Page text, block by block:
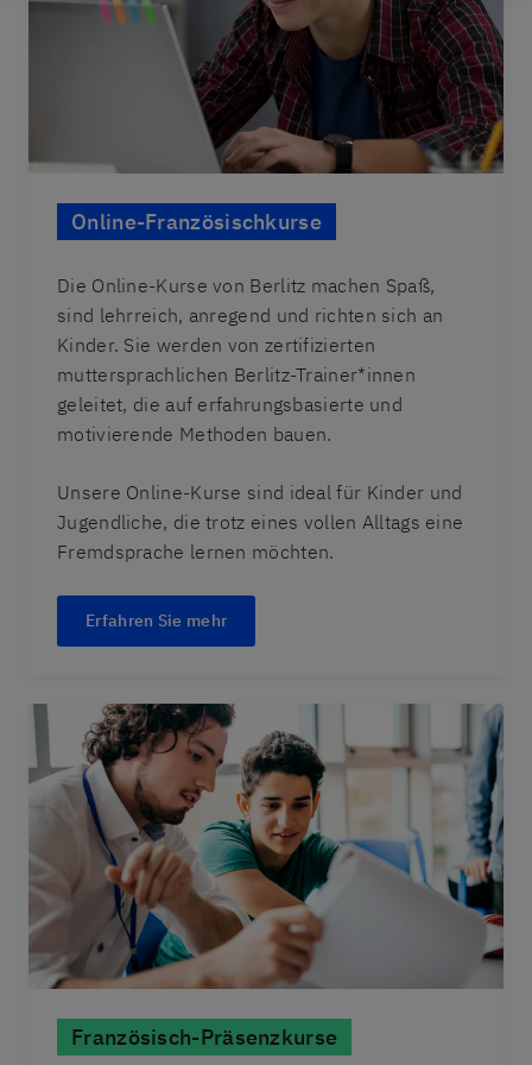
Online-Französischkurse
Die Online-Kurse von Berlitz machen Spaß,
sind lehrreich, anregend und richten sich an
Kinder. Sie werden von zertifizierten
muttersprachlichen Berlitz-Trainer*innen
geleitet, die auf erfahrungsbasierte und
motivierende Methoden bauen.
Unsere Online-Kurse sind ideal für Kinder und
Jugendliche, die trotz eines vollen Alltags eine
Fremdsprache lernen möchten.
Erfahren Sie mehr
Französisch-Präsenzkurse